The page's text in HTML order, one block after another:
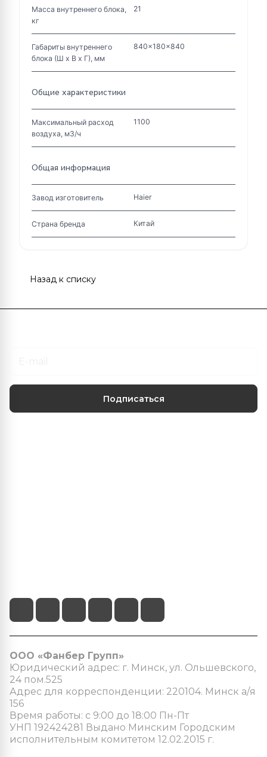
Масса внутреннего блока,
кг
21
Габариты внутреннего
блока (Ш х В х Г), мм
840x180x840
Общие характеристики
Максимальный расход
воздуха, м3/ч
1100
Общая информация
Завод изготовитель Haier
Страна бренда Китай
Назад к списку
Подписаться
ООО «Фанбер Групп»
Юридический адрес: г. Минск, ул. Ольшевского,
24 пом.525
Адрес для корреспонденции: 220104. Минск а/я
156
Время работы: с 9:00 до 18:00 Пн-Пт
УНП 192424281 Выдано Минским Городским
исполнительным комитетом 12.02.2015 г.